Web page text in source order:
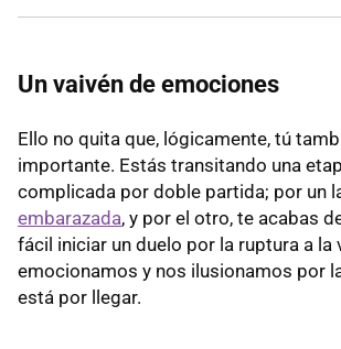
Un vaivén de emociones
Ello no quita que, lógicamente, tú
importante. Estás transitando una
complicada por doble partida; por un
embarazada, y por el otro, te acabas
fácil iniciar un duelo por la ruptura a la
emocionamos y nos ilusionamos por
está por llegar.